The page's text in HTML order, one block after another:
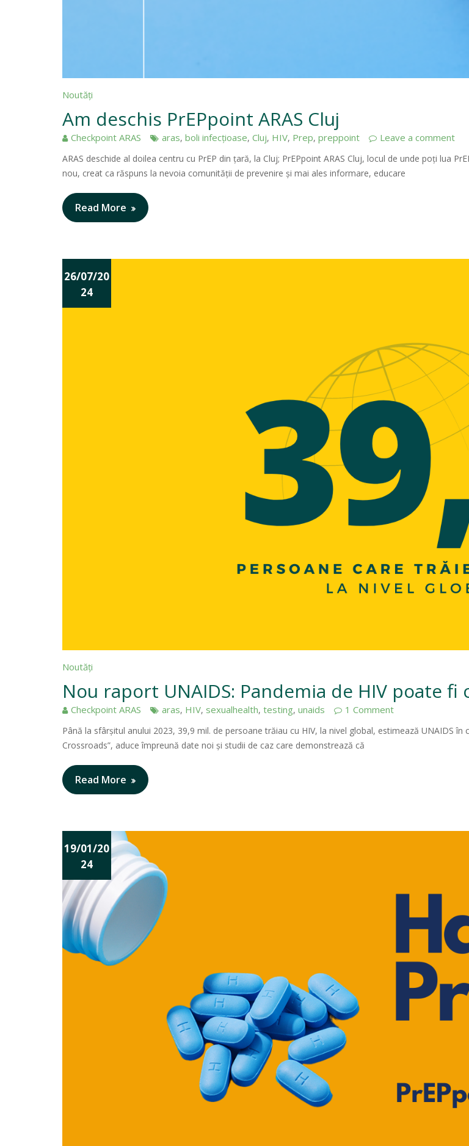
Noutăți
Am deschis PrEPpoint ARAS Cluj
Checkpoint ARAS aras, boli infecțioase, Cluj, HIV, Prep, preppoint Leave a comment
ARAS deschide al doilea centru cu PrEP din țară, la Cluj; PrEPpoint ARAS Cluj, locul de unde poți lua
nou, creat ca răspuns la nevoia comunității de prevenire și mai ales informare, educare
Read More
26/07/20
24
Noutăți
Nou raport UNAIDS: Pandemia de HIV poate
Checkpoint ARAS aras, HIV, sexualhealth, testing, unaids 1 Comment
Până la sfârșitul anului 2023, 39,9 mil. de persoane trăiau cu HIV, la nivel global, estimează UNAIDS
Crossroads”, aduce împreună date noi și studii de caz care demonstrează că
Read More
19/01/20
24